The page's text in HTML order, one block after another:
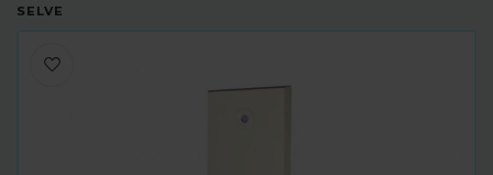
SELVE